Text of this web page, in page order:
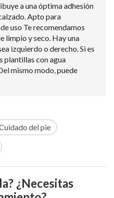
a una óptima adhesión
Apto para
uso Te recomendamos
limpio y seco. Hay una
izquierdo o derecho. Si es
plantillas con agua
mismo modo, puede
del pie
¿Necesitas